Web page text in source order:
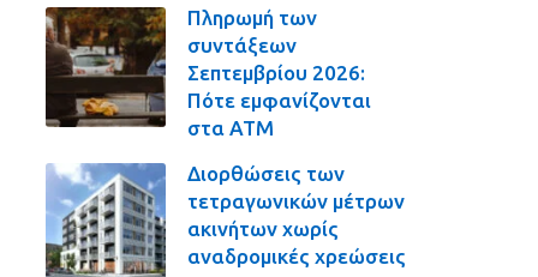
Πληρωμή των
συντάξεων
Σεπτεμβρίου 2026:
Πότε εμφανίζονται
στα ΑΤΜ
Διορθώσεις των
τετραγωνικών μέτρων
ακινήτων χωρίς
αναδρομικές χρεώσεις